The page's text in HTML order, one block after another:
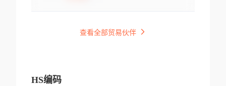
查看全部贸易伙伴
HS编码